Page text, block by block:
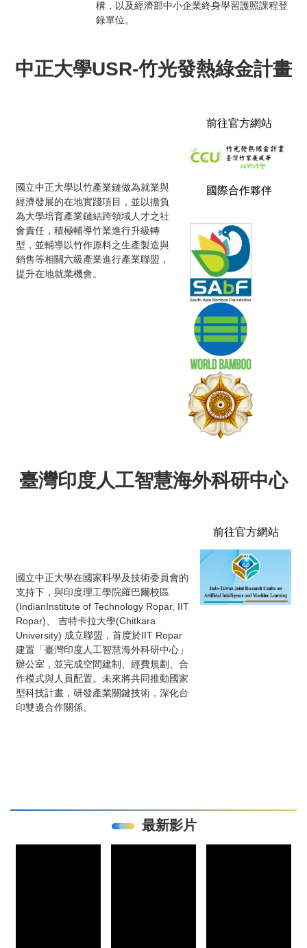
構，以及經濟部中小企業終身學習護照課程登
錄單位。
中正大學USR-竹光發熱綠金計畫
國立中正大學以竹產業鏈做為就業與
經濟發展的在地實踐項目，並以擔負
為大學培育產業鏈結跨領域人才之社
會責任，積極輔導竹業進行升級轉
型，並輔導以竹作原料之生產製造與
銷售等相關六級產業進行產業聯盟，
提升在地就業機會。
前往官方網站
國際合作夥伴
臺灣印度人工智慧海外科研中心
國立中正大學在國家科學及技術委員會的
支持下，與印度理工學院羅巴爾校區
(IndianInstitute of Technology Ropar, IIT
Ropar)、 吉特卡拉大學(Chitkara
University) 成立聯盟，首度於IIT Ropar
建置「臺灣印度人工智慧海外科研中心」
辦公室，並完成空間建制、經費規劃、合
作模式與人員配置。未來將共同推動國家
型科技計畫，研發產業關鍵技術，深化台
印雙邊合作關係。
前往官方網站
最新影片